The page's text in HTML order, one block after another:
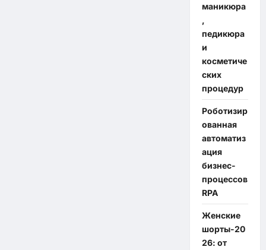
маникюра
,
педикюра
и
косметиче
ских
процедур
Роботизир
ованная
автоматиз
ация
бизнес-
процессов
RPA
Женские
шорты-20
26: от